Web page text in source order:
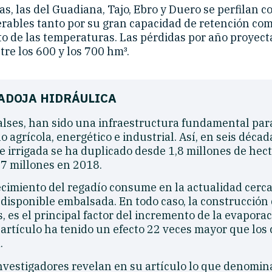
las del Guadiana, Tajo, Ebro y Duero se perfilan
tanto por su gran capacidad de retención
de las temperaturas. Las pérdidas por año
los 600 y los 700 hm³.
HIDRÁULICA
han sido una infraestructura fundamental
agrícola, energético e industrial. Así, en seis
irrigada se ha duplicado desde 1,8 millones de
millones en 2018.
del regadío consume en la actualidad
embalsada. En todo caso, la construcción
es el principal factor del incremento de la
ha tenido un efecto 22 veces mayor que los
revelan en su artículo lo que